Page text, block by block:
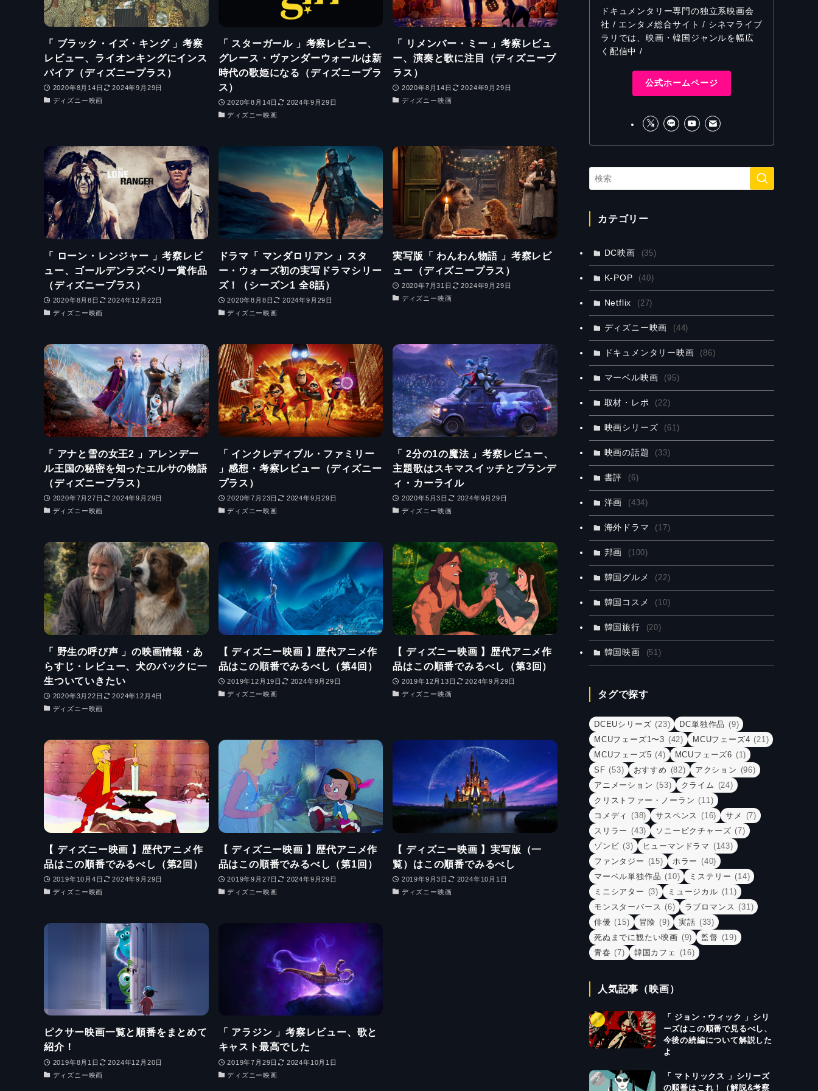
「 ブラック・イズ・キング 」考察
レビュー、ライオンキングにインス
パイア（ディズニープラス）
2020年8月14日
2024年9月29日
ディズニー映画
「 スターガール 」考察レビュー、
グレース・ヴァンダーウォールは新
時代の歌姫になる（ディズニープラ
ス）
2020年8月14日
2024年9月29日
ディズニー映画
「 リメンバー・ミー 」考察レビュ
ー、演奏と歌に注目（ディズニープ
ラス）
2020年8月14日
2024年9月29日
ディズニー映画
「 ローン・レンジャー 」考察レビ
ュー、ゴールデンラズベリー賞作品
（ディズニープラス）
2020年8月8日
2024年12月22日
ディズニー映画
ドラマ「 マンダロリアン 」スタ
ー・ウォーズ初の実写ドラマシリー
ズ！（シーズン1 全8話）
2020年8月8日
2024年9月29日
ディズニー映画
実写版「 わんわん物語 」考察レビ
ュー（ディズニープラス）
2020年7月31日
2024年9月29日
ディズニー映画
「 アナと雪の女王2 」アレンデー
ル王国の秘密を知ったエルサの物語
（ディズニープラス）
2020年7月27日
2024年9月29日
ディズニー映画
「 インクレディブル・ファミリー
」感想・考察レビュー（ディズニー
プラス）
2020年7月23日
2024年9月29日
ディズニー映画
「 2分の1の魔法 」考察レビュー、
主題歌はスキマスイッチとブランデ
ィ・カーライル
2020年5月3日
2024年9月29日
ディズニー映画
「 野生の呼び声 」の映画情報・あ
らすじ・レビュー、犬のバックに一
生ついていきたい
2020年3月22日
2024年12月4日
ディズニー映画
【 ディズニー映画 】歴代アニメ作
品はこの順番でみるべし（第4回）
2019年12月19日
2024年9月29日
ディズニー映画
【 ディズニー映画 】歴代アニメ作
品はこの順番でみるべし（第3回）
2019年12月13日
2024年9月29日
ディズニー映画
【 ディズニー映画 】歴代アニメ作
品はこの順番でみるべし（第2回）
2019年10月4日
2024年9月29日
ディズニー映画
【 ディズニー映画 】歴代アニメ作
品はこの順番でみるべし（第1回）
2019年9月27日
2024年9月29日
ディズニー映画
【 ディズニー映画 】実写版（一
覧）はこの順番でみるべし
2019年9月3日
2024年10月1日
ディズニー映画
ピクサー映画一覧と順番をまとめて
紹介！
2019年8月1日
2024年12月20日
ディズニー映画
「 アラジン 」考察レビュー、歌と
キャスト最高でした
2019年7月29日
2024年10月1日
ディズニー映画
ドキュメンタリー専門の独立系映画会
社 / エンタメ総合サイト / シネマライブ
ラリでは、映画・韓国ジャンルを幅広
く配信中 /
公式ホームページ
カテゴリー
DC映画 (35)
K-POP (40)
Netflix (27)
ディズニー映画 (44)
ドキュメンタリー映画 (86)
マーベル映画 (95)
取材・レポ (22)
映画シリーズ (61)
映画の話題 (33)
書評 (6)
洋画 (434)
海外ドラマ (17)
邦画 (100)
韓国グルメ (22)
韓国コスメ (10)
韓国旅行 (20)
韓国映画 (51)
タグで探す
DCEUシリーズ (23) DC単独作品 (9)
MCUフェーズ1〜3 (42) MCUフェーズ4 (21)
MCUフェーズ5 (4) MCUフェーズ6 (1)
SF (53) おすすめ (82) アクション (96)
アニメーション (53) クライム (24)
クリストファー・ノーラン (11)
コメディ (38) サスペンス (16) サメ (7)
スリラー (43) ソニーピクチャーズ (7)
ゾンビ (3) ヒューマンドラマ (143)
ファンタジー (15) ホラー (40)
マーベル単独作品 (10) ミステリー (14)
ミニシアター (3) ミュージカル (11)
モンスターバース (6) ラブロマンス (31)
俳優 (15) 冒険 (9) 実話 (33)
死ぬまでに観たい映画 (9) 監督 (19)
青春 (7) 韓国カフェ (16)
人気記事（映画）
「 ジョン・ウィック 」シリ
ーズはこの順番で見るべし、
今後の続編について解説した
よ
「 マトリックス 」シリーズ
の順番はこれ！（解説&考察